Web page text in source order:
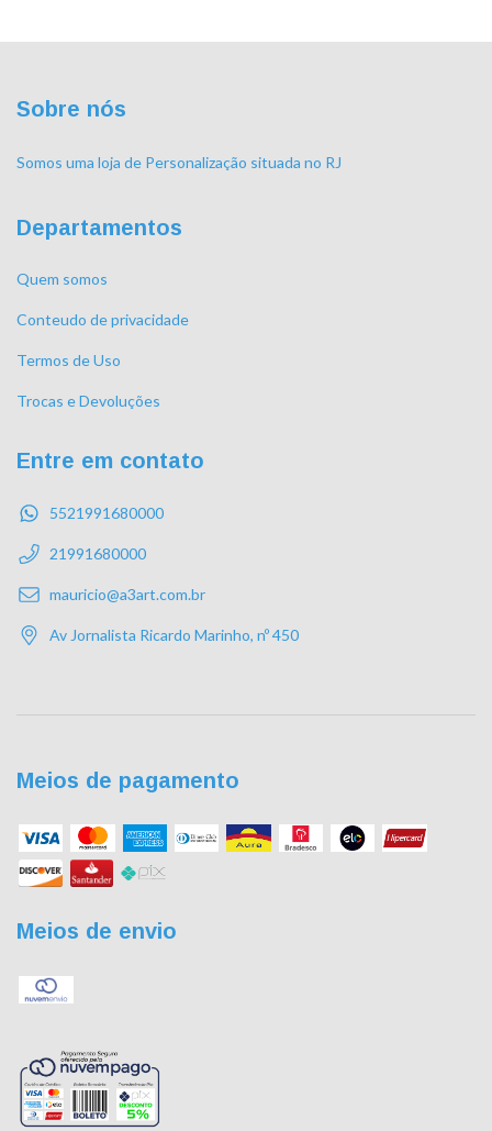
Sobre nós
Somos uma loja de Personalização situada no RJ
Departamentos
Quem somos
Conteudo de privacidade
Termos de Uso
Trocas e Devoluções
Entre em contato
5521991680000
21991680000
mauricio@a3art.com.br
Av Jornalista Ricardo Marinho, nº 450
Meios de pagamento
Meios de envio